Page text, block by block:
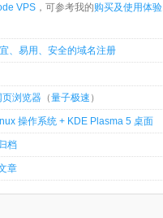
VPS ，可参考我的购买及使用体验
、易用、安全的域名注册
浏览器 （量子极速 ）
操作系统 + KDE Plasma 5 桌面
档
章